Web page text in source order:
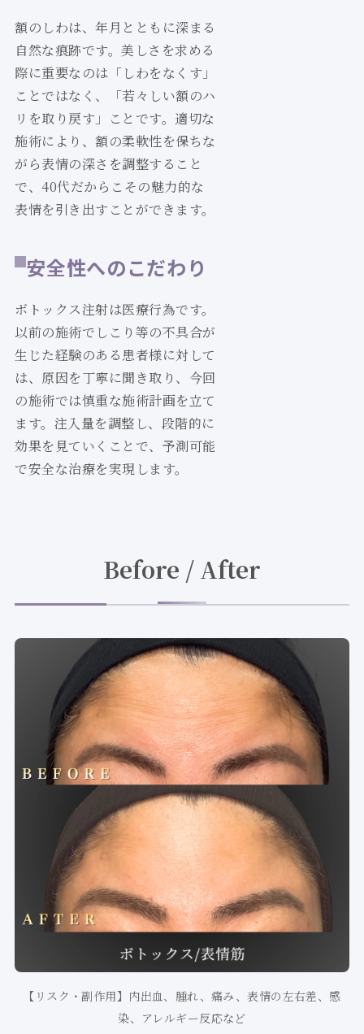
額のしわは、年月とともに深まる
自然な痕跡です。美しさを求める
際に重要なのは「しわをなくす」
ことではなく、「若々しい額のハ
リを取り戻す」ことです。適切な
施術により、額の柔軟性を保ちな
がら表情の深さを調整すること
で、40代だからこその魅力的な
表情を引き出すことができます。
安全性へのこだわり
ボトックス注射は医療行為です。
以前の施術でしこり等の不具合が
生じた経験のある患者様に対して
は、原因を丁寧に聞き取り、今回
の施術では慎重な施術計画を立て
ます。注入量を調整し、段階的に
効果を見ていくことで、予測可能
で安全な治療を実現します。
Before / After
【リスク・副作用】内出血、腫れ、痛み、表情の左右差、感
染、アレルギー反応など